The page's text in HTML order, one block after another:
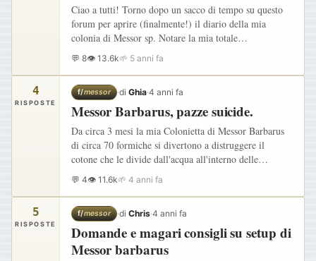
Ciao a tutti! Torno dopo un sacco di tempo su questo
forum per aprire (finalmente!) il diario della mia
colonia di Messor sp. Notare la mia totale
impreparazione riguardo la specie esatta (mi par di
ricordare Messor…
💬 8👁 13.6k🌱 5 anni fa
4
RISPOSTE
f/messor ·di Ghia·4 anni fa
Messor Barbarus, pazze suicide.
Da circa 3 mesi la mia Colonietta di Messor Barbarus
di circa 70 formiche si divertono a distruggere il
cotone che le divide dall'acqua all'interno delle
provetta per poi buttare ciò che staccano fuori nella
discarica…
💬 4👁 11.6k🌱 4 anni fa
5
RISPOSTE
f/messor ·di Chris·4 anni fa
Domande e magari consigli su setup di
Messor barbarus